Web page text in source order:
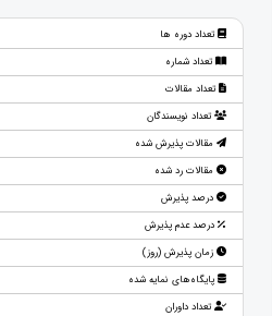
تعداد دوره ها
تعداد شماره
تعداد مقالات
تعداد نویسندگان
مقالات پذیرش شده
مقالات رد شده
درصد پذیرش
درصد عدم پذیرش
زمان پذیرش (روز)
پایگاه‌های نمایه شده
تعداد داوران